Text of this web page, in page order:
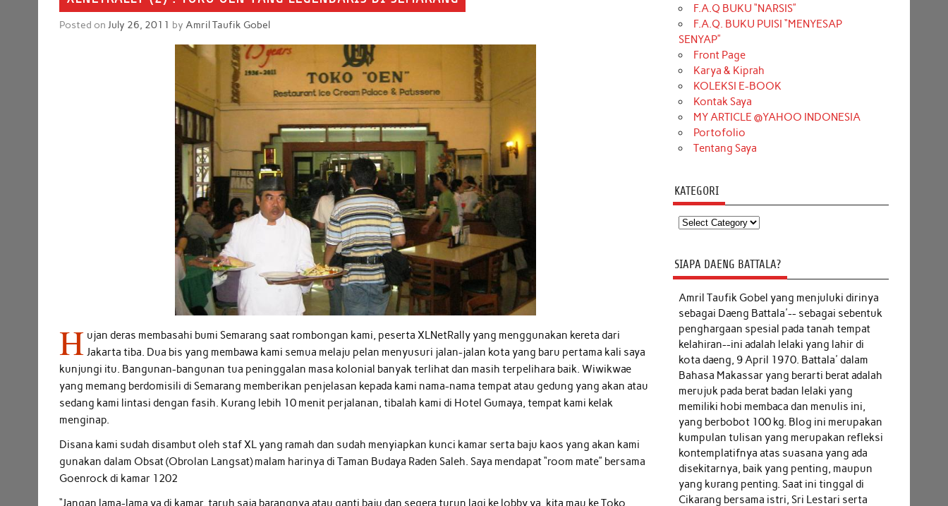
Posted onJuly 26, 2011 byAmril Taufik Gobel
H ujan deras membasahi bumi Semarang saat rombongan kami, peserta XLNetRally yang menggunakan kereta dari
Jakarta tiba. Dua bis yang membawa kami semua melaju pelan menyusuri jalan-jalan kota yang baru pertama kali saya
kunjungi itu. Bangunan-bangunan tua peninggalan masa kolonial banyak terlihat dan masih terpelihara baik. Wiwikwae
yang memang berdomisili di Semarang memberikan penjelasan kepada kami nama-nama tempat atau gedung yang akan atau
sedang kami lintasi dengan fasih. Kurang lebih 10 menit perjalanan, tibalah kami di Hotel Gumaya, tempat kami kelak
menginap.
Disana kami sudah disambut oleh staf XL yang ramah dan sudah menyiapkan kunci kamar serta baju kaos yang akan kami
gunakan dalam Obsat (Obrolan Langsat) malam harinya di Taman Budaya Raden Saleh. Saya mendapat “room mate” bersama
Goenrock di kamar 1202
“Jangan lama-lama ya di kamar, taruh saja barangnya atau ganti baju dan segera turun lagi ke lobby ya, kita mau ke Toko
F.A.Q BUKU “NARSIS”
F.A.Q. BUKU PUISI “MENYESAP
SENYAP”
Front Page
Karya & Kiprah
KOLEKSI E-BOOK
Kontak Saya
MY ARTICLE @YAHOO INDONESIA
Portofolio
Tentang Saya
KATEGORI
Kategori
SIAPA DAENG BATTALA?
Amril Taufik Gobel yang menjuluki dirinya
sebagai Daeng Battala'-- sebagai sebentuk
penghargaan spesial pada tanah tempat
kelahiran--ini adalah lelaki yang lahir di
kota daeng, 9 April 1970. Battala' dalam
Bahasa Makassar yang berarti berat adalah
merujuk pada berat badan lelaki yang
memiliki hobi membaca dan menulis ini,
yang berbobot 100 kg. Blog ini merupakan
kumpulan tulisan yang merupakan refleksi
kontemplatifnya atas suasana yang ada
disekitarnya, baik yang penting, maupun
yang kurang penting. Saat ini tinggal di
Cikarang bersama istri, Sri Lestari serta